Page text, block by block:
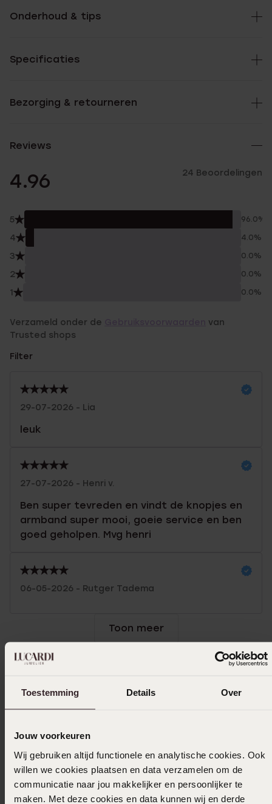
Toestemming Details Over
Jouw voorkeuren
Wij gebruiken altijd functionele en analytische cookies. Ook
willen we cookies plaatsen en data verzamelen om de
communicatie naar jou makkelijker en persoonlijker te
maken. Met deze cookies en data kunnen wij en derde
Onderhoud & tips
Specificaties
Bezorging & retourneren
Reviews
4.96 24 Beoordelingen
5 96.0%
4 4.0%
3 0.0%
2 0.0%
1 0.0%
Verzameld onder de
van
Trusted shops
Filter
29-07-2026 - Lia
leuk
27-07-2026 - Henri v.
Ben super tevreden en vindt de knopjes en
armband super mooi, goeie service en ben
goed geholpen. Mvg henri
06-05-2026 - Rutger Tadema
Toon meer
In winkelmand